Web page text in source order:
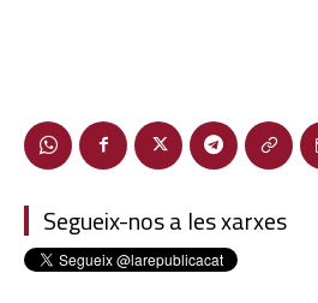
Segueix-nos a les xarxes